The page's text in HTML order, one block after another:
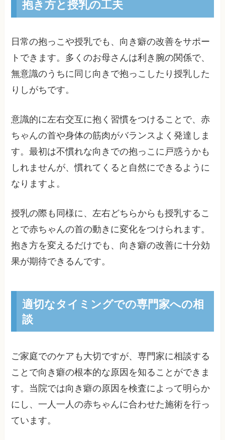
抱き方と授乳の工夫
日常の抱っこや授乳でも、向き癖の改善をサポー
トできます。多くのお母さんは利き腕の関係で、
無意識のうちに同じ向きで抱っこしたり授乳した
りしがちです。
意識的に左右交互に抱く習慣をつけることで、赤
ちゃんの首や身体の筋肉がバランスよく発達しま
す。最初は不慣れな向きでの抱っこに戸惑うかも
しれませんが、慣れてくると自然にできるように
なりますよ。
授乳の際も同様に、左右どちらからも授乳するこ
とで赤ちゃんの首の動きに変化をつけられます。
抱き方を変えるだけでも、向き癖の改善に十分効
果が期待できるんです。
適切なタイミングでの専門家への相
談
ご家庭でのケアも大切ですが、専門家に相談する
ことで向き癖の根本的な原因を知ることができま
す。当院では向き癖の原因を検査によって明らか
にし、一人一人の赤ちゃんに合わせた施術を行っ
ています。